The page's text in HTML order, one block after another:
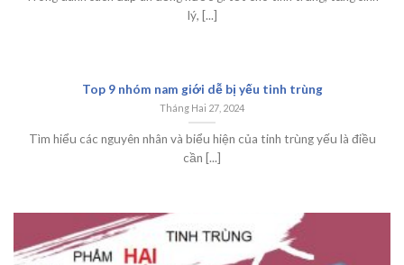
lý, [...]
Top 9 nhóm nam giới dễ bị yếu tinh trùng
Tháng Hai 27, 2024
Tìm hiểu các nguyên nhân và biểu hiện của tinh trùng yếu là điều
cần [...]